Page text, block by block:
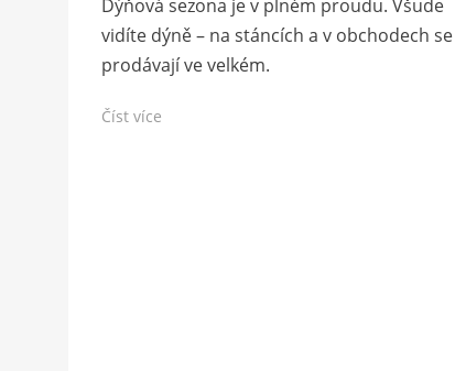
Dýňová sezona je v plném proudu. Všude
vidíte dýně – na stáncích a v obchodech se
prodávají ve velkém.
Číst více